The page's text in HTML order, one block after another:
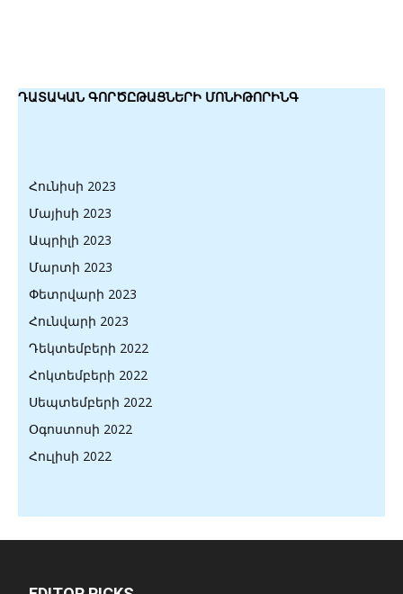
ԴԱՏԱԿԱՆ ԳՈՐԾԸԹԱՑՆԵՐԻ ՄՈՆԻԹՈՐԻՆԳ
Հունիսի 2023
Մայիսի 2023
Ապրիլի 2023
Մարտի 2023
Փետրվարի 2023
Հունվարի 2023
Դեկտեմբերի 2022
Հոկտեմբերի 2022
Սեպտեմբերի 2022
Օգոստոսի 2022
Հուլիսի 2022